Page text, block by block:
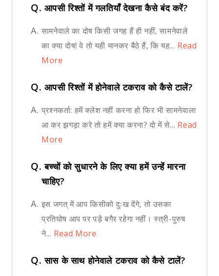
Q. आपसी रिश्तों में गलतियाँ देखना कैसे बंद करें?
A. सामनेवाले का दोष किसी जगह हैं ही नहीं, सामनेवाले
का क्या दोष! वे तो यही मानकर बैठे हैं, कि यह... Read
More
Q. आपसी रिश्तों में होनेवाले टकराव को कैसे टालें?
A. प्रश्नकर्ता: हमें क्लेश नहीं करना हो फिर भी सामनेवाला
आ कर झगड़ा करे तो हमें क्या करना? दो में से... Read
More
Q.बच्चों को सुधारने के लिए क्या हमें उन्हें मारना
चाहिए?
A. इस जगत् में आप किसीको दुःख देंगे, तो उसका
प्रतिघोष आप पर पड़े बगैर रहेगा नहीं। स्त्री-पुरुष
ने... Read More
Q.सास के साथ होनेवाले टकराव को कैसे टालें?